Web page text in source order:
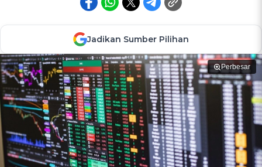
Jadikan Sumber Pilihan
Perbesar